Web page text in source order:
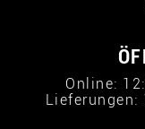
Online:
Lieferungen: